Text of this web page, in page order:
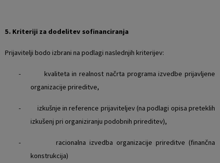
5. Kriteriji za dodelitev sofinanciranja
Prijavitelji bodo izbrani na podlagi naslednjih kriterijev:
- kvaliteta in realnost načrta programa izvedbe prijavljene
organizacije prireditve,
- izkušnje in reference prijaviteljev (na podlagi opisa preteklih
izkušenj pri organiziranju podobnih prireditev),
- racionalna izvedba organizacije prireditve (finančna
konstrukcija)